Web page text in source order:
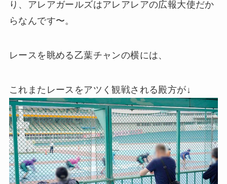
り、アレアガールズはアレアレアの広報大使だか
らなんです〜。
レースを眺める乙葉チャンの横には、
これまたレースをアツく観戦される殿方が↓